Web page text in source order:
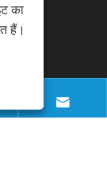

का
हैं।